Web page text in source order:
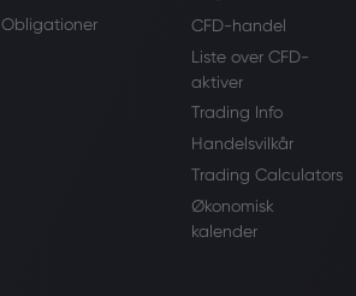
Obligationer
CFD-handel
Liste over CFD-
aktiver
Trading Info
Handelsvilkår
Trading Calculators
Økonomisk
kalender